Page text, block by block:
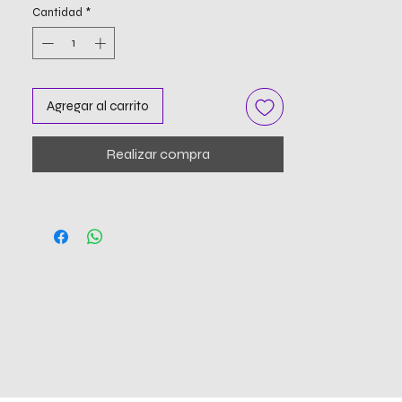
Cantidad *
Agregar al carrito
Realizar compra